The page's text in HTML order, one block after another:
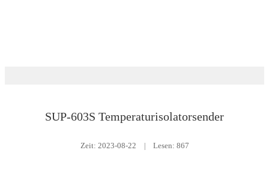
SUP-603S Temperaturisolatorsender
Zeit: 2023-08-22 | Lesen: 867